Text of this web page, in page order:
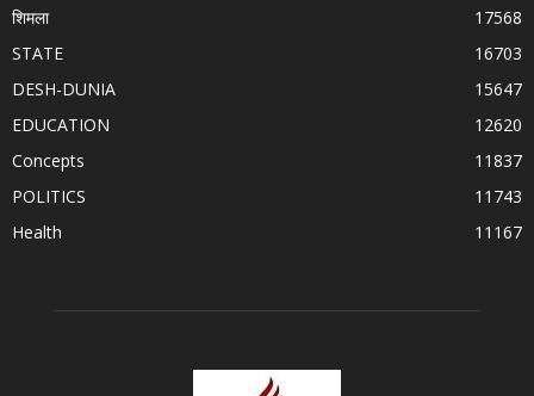
शिमला
17568
STATE
16703
DESH-DUNIA
15647
EDUCATION
12620
Concepts
11837
POLITICS
11743
Health
11167